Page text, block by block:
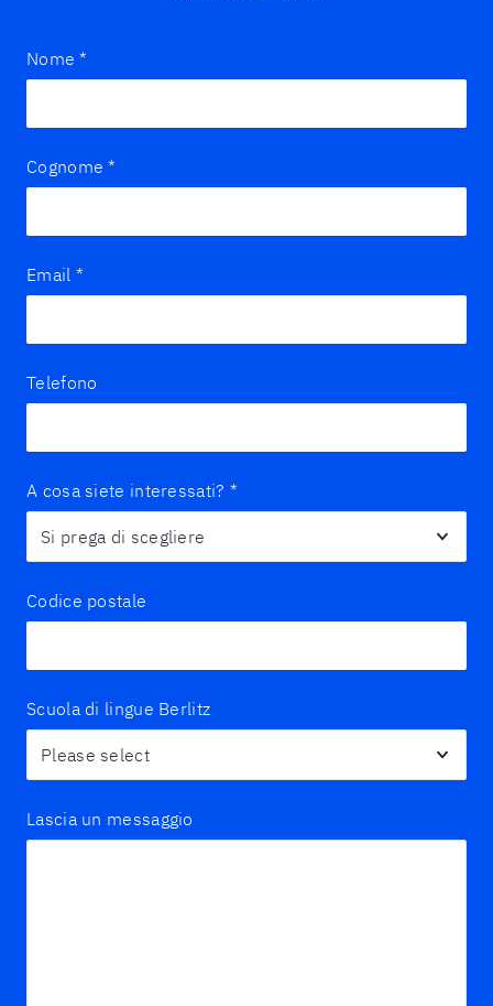
Nome *
Cognome *
Email *
Telefono
A cosa siete interessati? *
Codice postale
Scuola di lingue Berlitz
Lascia un messaggio